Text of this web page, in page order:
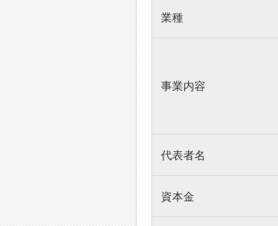
業種
事業内容
代表者名
資本金